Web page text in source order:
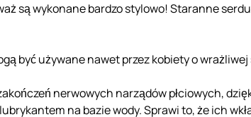
są wykonane bardzo stylowo! Staranne
być używane nawet przez kobiety o
nerwowych narządów płciowych,
na bazie wody. Sprawi to, że ich